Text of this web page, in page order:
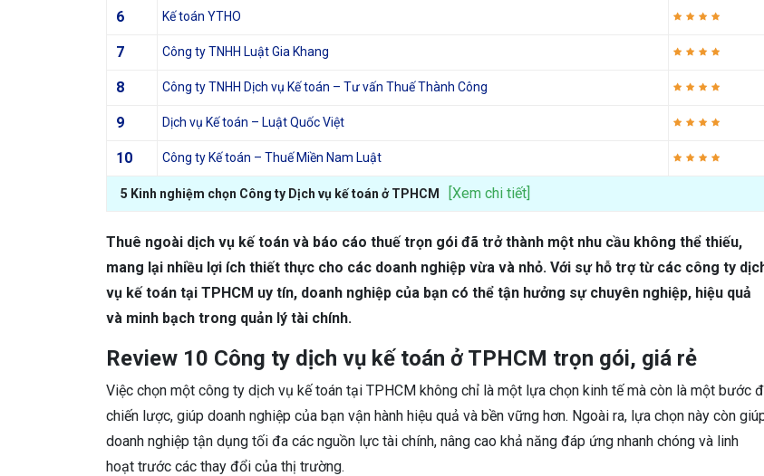
6 Kế toán YTHO
7 Công ty TNHH Luật Gia Khang
8 Công ty TNHH Dịch vụ Kế toán – Tư vấn Thuế Thành Công
9 Dịch vụ Kế toán – Luật Quốc Việt
10 Công ty Kế toán – Thuế Miền Nam Luật
5 Kinh nghiệm chọn Công ty Dịch vụ kế toán ở TPHCM [Xem chi tiết]
Thuê ngoài dịch vụ kế toán và báo cáo thuế trọn gói đã trở thành một nhu cầu không thể thiếu,
mang lại nhiều lợi ích thiết thực cho các doanh nghiệp vừa và nhỏ. Với sự hỗ trợ từ các công ty
vụ kế toán tại TPHCM uy tín, doanh nghiệp của bạn có thể tận hưởng sự chuyên nghiệp, hiệu quả
và minh bạch trong quản lý tài chính.
Review 10 Công ty dịch vụ kế toán ở TPHCM trọn gói, giá rẻ
Việc chọn một công ty dịch vụ kế toán tại TPHCM không chỉ là một lựa chọn kinh tế mà còn là một bước
chiến lược, giúp doanh nghiệp của bạn vận hành hiệu quả và bền vững hơn. Ngoài ra, lựa chọn này còn
doanh nghiệp tận dụng tối đa các nguồn lực tài chính, nâng cao khả năng đáp ứng nhanh chóng và linh
hoạt trước các thay đổi của thị trường.